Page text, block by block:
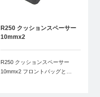
R250 クッションスペーサー
10mmx2
R250 クッションスペーサー
10mmx2 フロントバッグと…